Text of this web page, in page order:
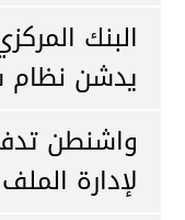
البنك
يدشن نظام
واشنطن
لإدارة